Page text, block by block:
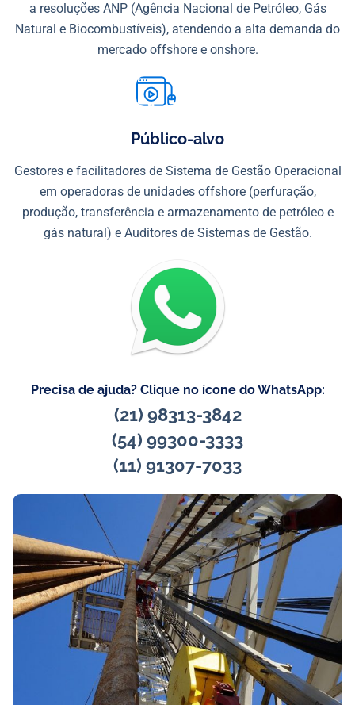
a resoluções ANP (Agência Nacional de Petróleo, Gás
Natural e Biocombustíveis), atendendo a alta demanda do
mercado offshore e onshore.
Público-alvo
Gestores e facilitadores de Sistema de Gestão Operacional
em operadoras de unidades offshore (perfuração,
produção, transferência e armazenamento de petróleo e
gás natural) e Auditores de Sistemas de Gestão.
Precisa de ajuda? Clique no ícone do WhatsApp:
(21) 98313-3842
(54) 99300-3333
(11) 91307-7033